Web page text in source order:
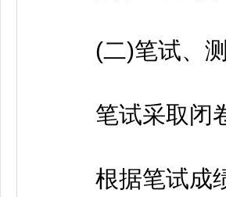
(二)笔试、测
笔试采取闭卷
根据笔试成绩